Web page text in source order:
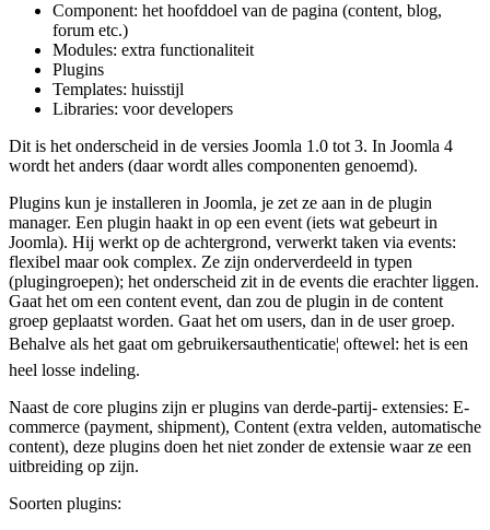
Component: het hoofddoel van de pagina (content, blog,
forum etc.)
Modules: extra functionaliteit
Plugins
Templates: huisstijl
Libraries: voor developers
Dit is het onderscheid in de versies Joomla 1.0 tot 3. In Joomla 4
wordt het anders (daar wordt alles componenten genoemd).
Plugins kun je installeren in Joomla, je zet ze aan in de plugin
manager. Een plugin haakt in op een event (iets wat gebeurt in
Joomla). Hij werkt op de achtergrond, verwerkt taken via events:
flexibel maar ook complex. Ze zijn onderverdeeld in typen
(plugingroepen); het onderscheid zit in de events die erachter liggen.
Gaat het om een content event, dan zou de plugin in de content
groep geplaatst worden. Gaat het om users, dan in de user groep.
Behalve als het gaat om gebruikersauthenticatie¦ oftewel: het is een
heel losse indeling.
Naast de core plugins zijn er plugins van derde-partij- extensies: E-
commerce (payment, shipment), Content (extra velden, automatische
content), deze plugins doen het niet zonder de extensie waar ze een
uitbreiding op zijn.
Soorten plugins: